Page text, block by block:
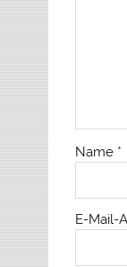
Name *
E-Mail-